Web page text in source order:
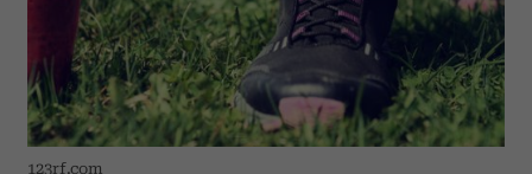
123rf.com